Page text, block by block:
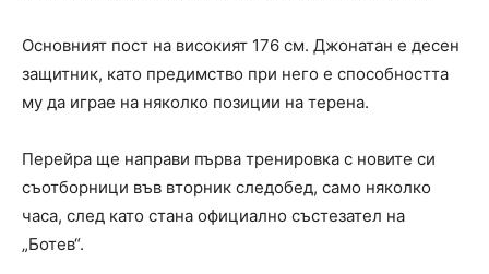
Основният пост на високият 176 см. Джонатан е десен
защитник, като предимство при него е способността
му да играе на няколко позиции на терена.
Перейра ще направи първа тренировка с новите си
съотборници във вторник следобед, само няколко
часа, след като стана официално състезател на
„Ботев“.